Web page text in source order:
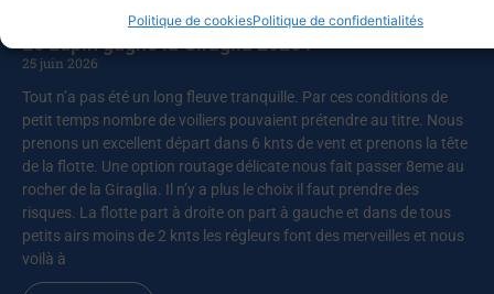
Politique de cookiesPolitique de confidentialités
Le Lupin gagne la Giraglia 2026 !
25 juin 2026
Tout n’a pas été un long fleuve tranquille. Par ces conditions de
petit temps nombre de voiliers pouvaient prétendre au titre. Nous
prenons un excellent départ dans 6 knts de vent et prenons la tête
de la flotte. Une option routage délicate nous fait passer 8eme au
rocher de la Giraglia. Il n’y a plus le choix il faut prendre des
risques. La flotte part à droite on part à gauche et dans de tous
petits airs moins de 2 knts les régleurs font des merveilles et nous
voilà à